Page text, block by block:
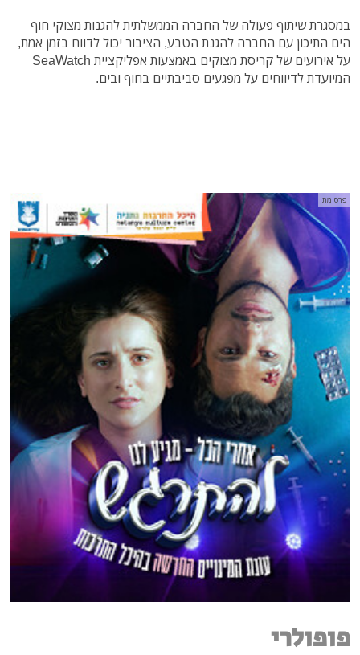
במסגרת שיתוף פעולה של החברה הממשלתית להגנות מצוקי חוף
הים התיכון עם החברה להגנת הטבע, הציבור יכול לדווח בזמן אמת,
על אירועים של קריסת מצוקים באמצעות אפליקציית SeaWatch
המיועדת לדיווחים על מפגעים סביבתיים בחוף ובים.
פרסומת
פופולרי